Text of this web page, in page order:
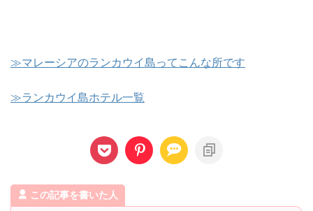
≫マレーシアのランカウイ島ってこんな所です
≫ランカウイ島ホテル一覧
この記事を書いた人